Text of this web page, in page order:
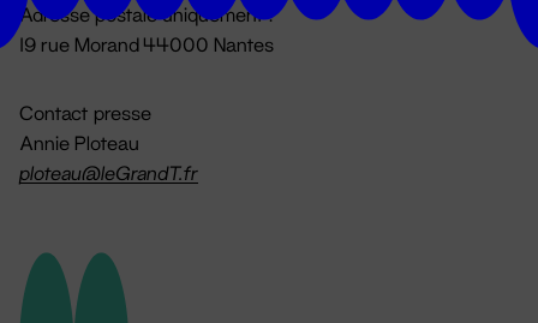
Adresse postale uniquement :
19 rue Morand 44000 Nantes
Contact presse
Annie Ploteau
ploteau@leGrandT.fr